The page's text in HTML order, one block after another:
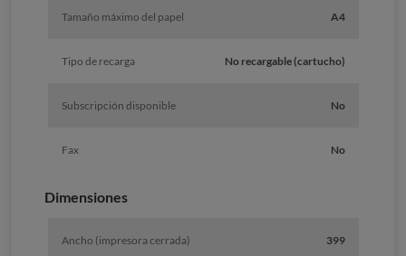
Tamaño máximo del papel A4
Tipo de recarga No recargable (cartucho)
Subscripción disponible No
Fax No
Dimensiones
Ancho (impresora cerrada) 399